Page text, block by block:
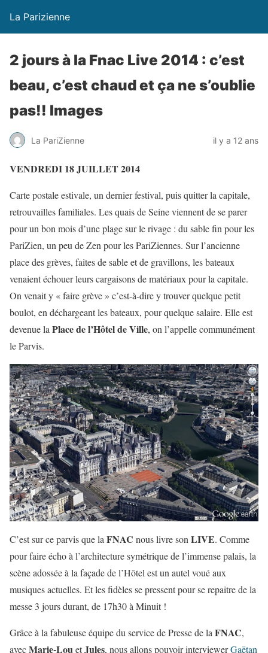
La Parizienne
2 jours à la Fnac Live 2014 : c’est
beau, c’est chaud et ça ne s’oublie
pas!! Images
La PariZienne il y a 12 ans
VENDREDI 18 JUILLET 2014
Carte postale estivale, un dernier festival, puis quitter la capitale,
retrouvailles familiales. Les quais de Seine viennent de se parer
pour un bon mois d’une plage sur le rivage : du sable fin pour les
PariZien, un peu de Zen pour les PariZiennes. Sur l’ancienne
place des grèves, faites de sable et de gravillons, les bateaux
venaient échouer leurs cargaisons de matériaux pour la capitale.
On venait y « faire grève » c’est-à-dire y trouver quelque petit
boulot, en déchargeant les bateaux, pour quelque salaire. Elle est
devenue la Place de l’Hôtel de Ville, on l’appelle communément
le Parvis.
C’est sur ce parvis que la FNAC nous livre son LIVE. Comme
pour faire écho à l’architecture symétrique de l’immense palais, la
scène adossée à la façade de l’Hôtel est un autel voué aux
musiques actuelles. Et les fidèles se pressent pour se repaitre de la
messe 3 jours durant, de 17h30 à Minuit !
Grâce à la fabuleuse équipe du service de Presse de la FNAC,
avecMarie-LouetJules, nous allons pouvoir interviewerGaëtan